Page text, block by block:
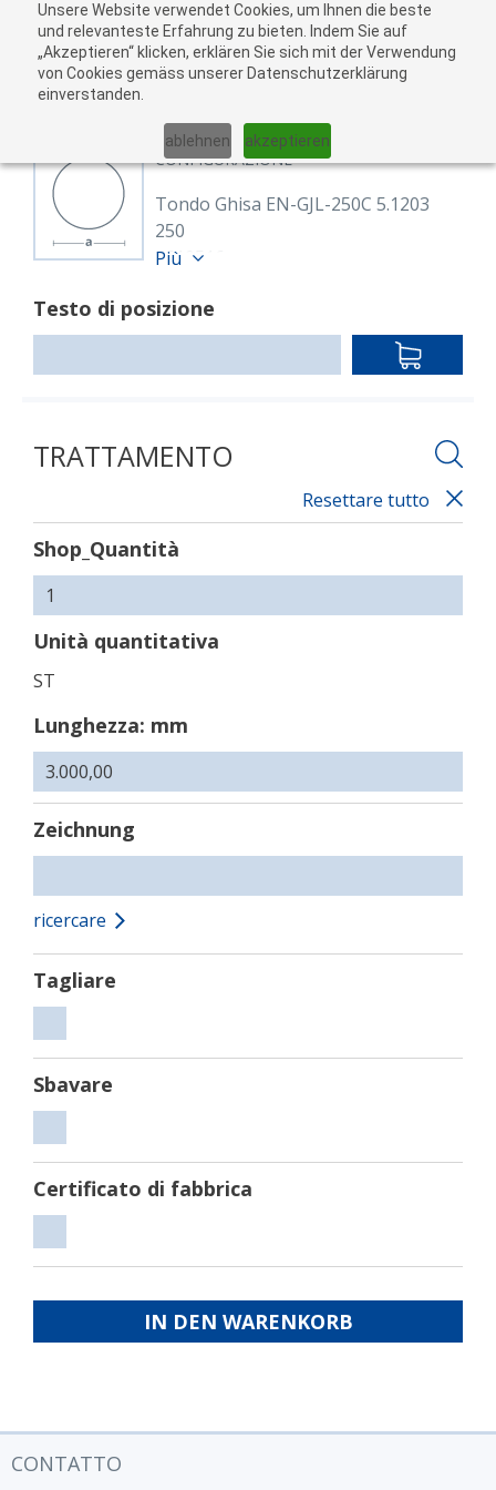
Unsere Website verwendet Cookies, um Ihnen die beste
und relevanteste Erfahrung zu bieten. Indem Sie auf
„Akzeptieren“ klicken, erklären Sie sich mit der Verwendung
von Cookies gemäss unserer Datenschutzerklärung
einverstanden.
ablehnen akzeptieren
01 02
CONFIGURAZIONE
Tondo Ghisa EN-GJL-250C 5.1203
250
8610516
EN-GJL-250C
roh
Più
Testo di posizione
IN
TRATTAMENTO
Resettare tutto
Shop_Quantità
Unità quantitativa
ST
Lunghezza: mm
Zeichnung
ricercare
Tagliare
Sbavare
Certificato di fabbrica
di
fabbrica
IN DEN WARENKORB
CONTATTO